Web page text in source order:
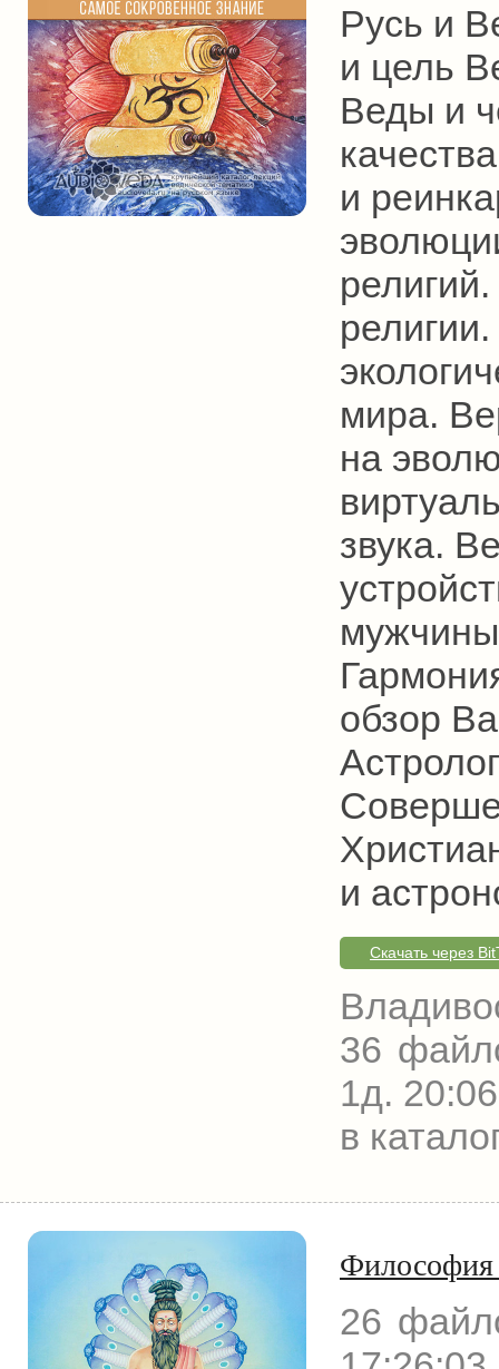
Русь и
и цель
Веды и
и
мира.
на
звука.
обзор
и
Скачать через
36
1д.
в
Философия
26